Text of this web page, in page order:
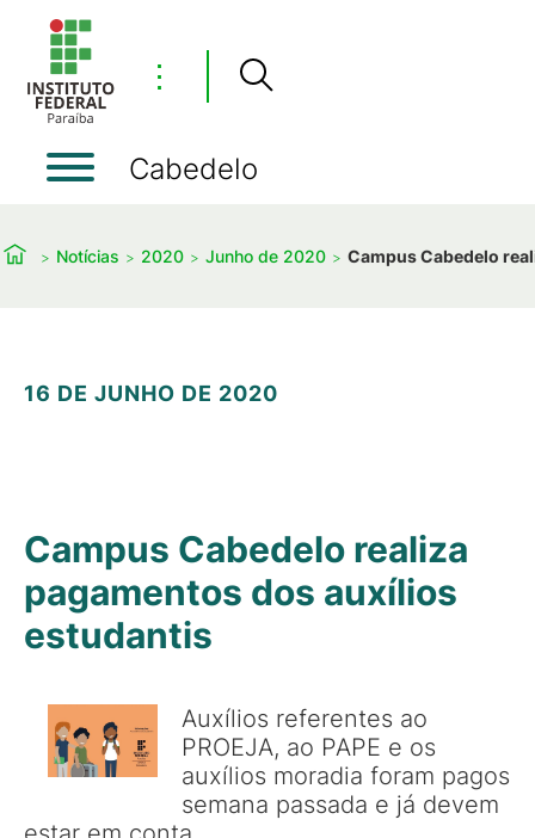
⋮
Cabedelo
Notícias 2020 Junho de 2020 Campus Cabedelo
16 DE JUNHO DE 2020
Campus Cabedelo realiza
pagamentos dos auxílios
estudantis
Auxílios referentes ao
PROEJA, ao PAPE e os
auxílios moradia foram pagos
semana passada e já devem